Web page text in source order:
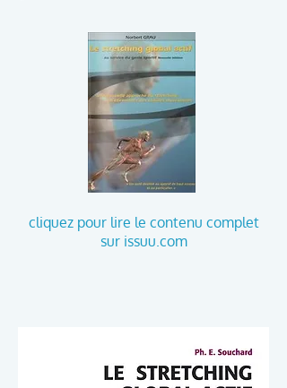
cliquez pour lire le contenu complet
sur issuu.com